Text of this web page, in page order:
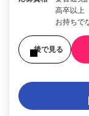
高卒以上
お持ちで
後で見る